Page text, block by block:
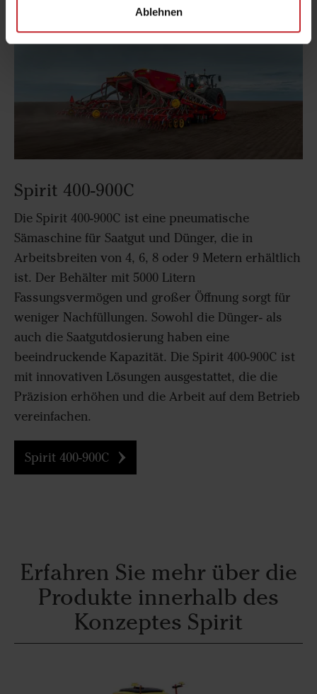
Ablehnen
Spirit 400-900C
Die Spirit 400-900C ist eine pneumatische
Sämaschine für Saatgut und Dünger, die in
Arbeitsbreiten von 4, 6, 8 oder 9 Metern erhältlich
ist. Der Behälter mit 5000 Litern
Fassungsvermögen und großer Öffnung sorgt für
weniger Nachfüllungen. Sowohl die Dünger- als
auch die Saatgutdosierung haben eine
beeindruckende Kapazität. Die Spirit 400-900C ist
mit innovativen Lösungen ausgestattet, die die
Präzision erhöhen und die Arbeit auf dem Betrieb
vereinfachen.
Spirit 400-900C
Erfahren Sie mehr über die
Produkte innerhalb des
Konzeptes Spirit